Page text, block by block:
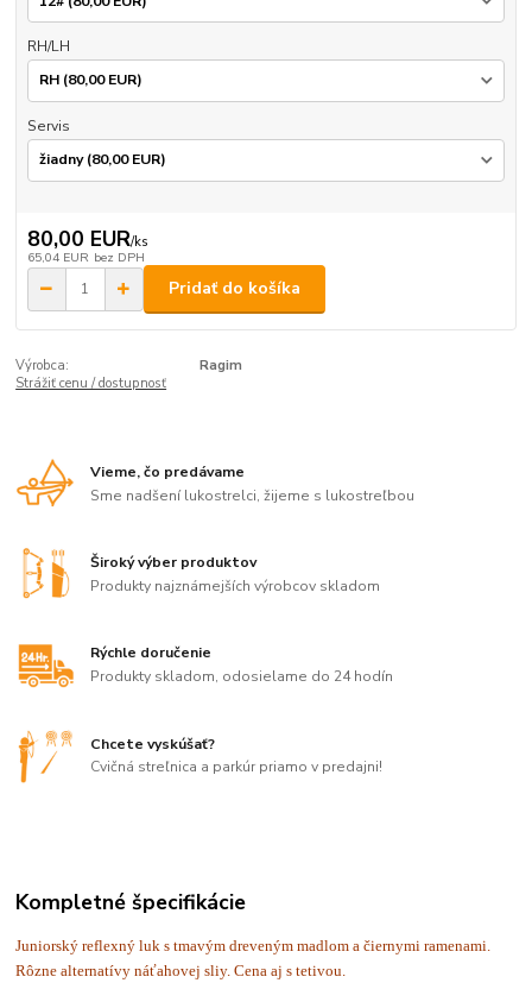
RH/LH
Servis
80,00 EUR/ks
65,04 EUR bez DPH
Pridať do košíka
Výrobca:
Ragim
Strážiť cenu / dostupnosť
Vieme, čo predávame
Sme nadšení lukostrelci, žijeme s lukostreľbou
Široký výber produktov
Produkty najznámejších výrobcov skladom
Rýchle doručenie
Produkty skladom, odosielame do 24 hodín
Chcete vyskúšať?
Cvičná streľnica a parkúr priamo v predajni!
Kompletné špecifikácie
Juniorský reflexný luk s tmavým dreveným madlom a čiernymi ramenami.
Rôzne alternatívy náťahovej sliy. Cena aj s tetivou.